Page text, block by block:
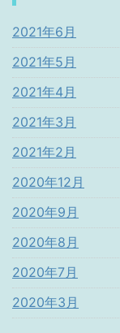
2021年6月
2021年5月
2021年4月
2021年3月
2021年2月
2020年12月
2020年9月
2020年8月
2020年7月
2020年3月